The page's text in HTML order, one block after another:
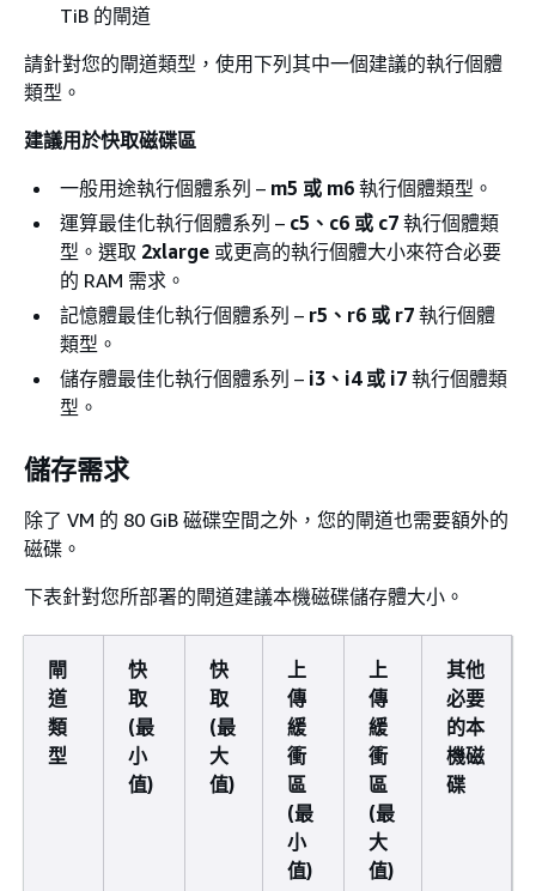
TiB 的閘道
請針對您的閘道類型，使用下列其中一個建議的執行個體
類型。
建議用於快取磁碟區
一般用途執行個體系列 – m5 或 m6 執行個體類型。
運算最佳化執行個體系列 – c5、c6 或 c7 執行個體類
型。選取 2xlarge 或更高的執行個體大小來符合必要
的 RAM 需求。
記憶體最佳化執行個體系列 – r5、r6 或 r7 執行個體
類型。
儲存體最佳化執行個體系列 – i3、i4 或 i7 執行個體類
型。
儲存需求
除了 VM 的 80 GiB 磁碟空間之外，您的閘道也需要額外的
磁碟。
下表針對您所部署的閘道建議本機磁碟儲存體大小。
閘
道
類
型
快
取
(最
小
值)
快
取
(最
大
值)
上
傳
緩
衝
區
(最
小
值)
上
傳
緩
衝
區
(最
大
值)
其他
必要
的本
機磁
碟